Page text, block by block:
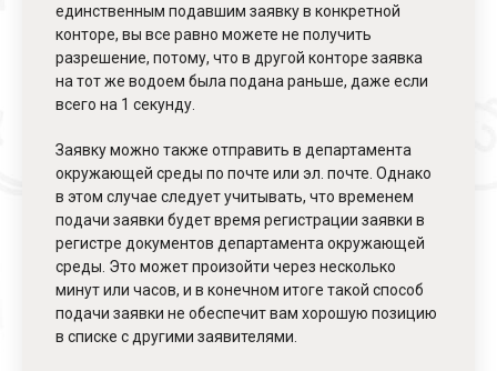
единственным подавшим заявку в конкретной
конторе, вы все равно можете не получить
разрешение, потому, что в другой конторе заявка
на тот же водоем была подана раньше, даже если
всего на 1 секунду.
Заявку можно также отправить в департамента
окружающей среды по почте или эл. почте. Однако
в этом случае следует учитывать, что временем
подачи заявки будет время регистрации заявки в
регистре документов департамента окружающей
среды. Это может произойти через несколько
минут или часов, и в конечном итоге такой способ
подачи заявки не обеспечит вам хорошую позицию
в списке с другими заявителями.